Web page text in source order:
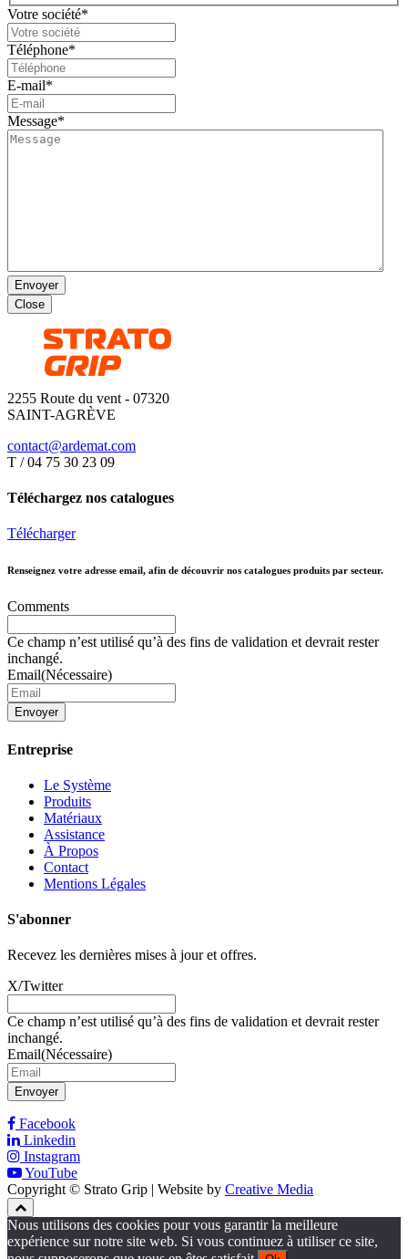
Votre société*
Téléphone*
E-mail*
Message*
Envoyer
Close
2255 Route du vent - 07320
SAINT-AGRÈVE
contact@ardemat.com
T / 04 75 30 23 09
Téléchargez nos catalogues
Télécharger
Renseignez votre adresse email, afin de découvrir nos catalogues produits par secteur.
Comments
Ce champ n’est utilisé qu’à des fins de validation et devrait rester
inchangé.
Email(Nécessaire)
Envoyer
Entreprise
Le Système
Produits
Matériaux
Assistance
À Propos
Contact
Mentions Légales
S'abonner
Recevez les dernières mises à jour et offres.
X/Twitter
Ce champ n’est utilisé qu’à des fins de validation et devrait rester
inchangé.
Email(Nécessaire)
Envoyer
Facebook
Linkedin
Instagram
YouTube
Copyright © Strato Grip | Website by Creative Media
Nous utilisons des cookies pour vous garantir la meilleure
expérience sur notre site web. Si vous continuez à utiliser ce site,